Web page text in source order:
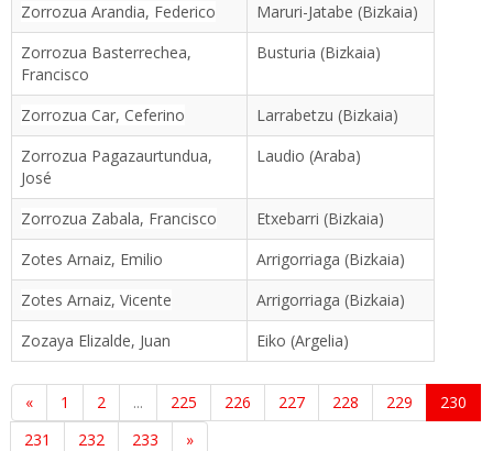
Zorrozua Arandia, Federico
Maruri-Jatabe (Bizkaia)
Zorrozua Basterrechea,
Francisco
Busturia (Bizkaia)
Zorrozua Car, Ceferino
Larrabetzu (Bizkaia)
Zorrozua Pagazaurtundua,
José
Laudio (Araba)
Zorrozua Zabala, Francisco
Etxebarri (Bizkaia)
Zotes Arnaiz, Emilio
Arrigorriaga (Bizkaia)
Zotes Arnaiz, Vicente
Arrigorriaga (Bizkaia)
Zozaya Elizalde, Juan
Eiko (Argelia)
« 1 2 ... 225 226 227 228 229
230
231
232 233 »